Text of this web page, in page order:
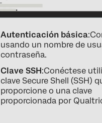
Autenticación básica
usando un nombre de
contraseña.
Clave SSH :Conéctese
clave Secure Shell (SSH)
proporcione o una clave
proporcionada por